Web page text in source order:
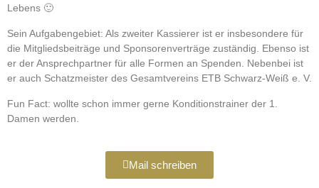
Lebens 🙂
Sein Aufgabengebiet: Als zweiter Kassierer ist er insbesondere für
die Mitgliedsbeiträge und Sponsorenverträge zuständig. Ebenso ist
er der Ansprechpartner für alle Formen an Spenden. Nebenbei ist
er auch Schatzmeister des Gesamtvereins ETB Schwarz-Weiß e. V.
Fun Fact: wollte schon immer gerne Konditionstrainer der 1.
Damen werden.
Mail schreiben